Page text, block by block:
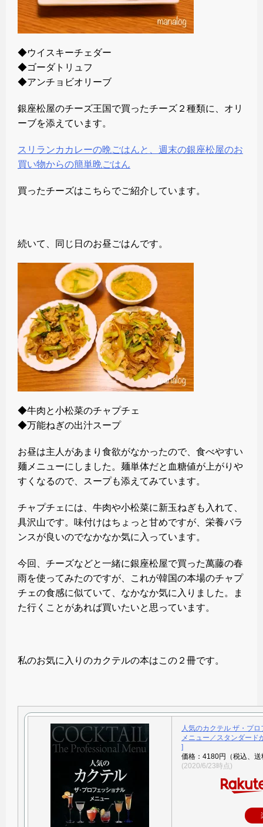
◆ウイスキーチェダー
◆ゴーダトリュフ
◆アンチョビオリーブ
銀座松屋のチーズ王国で買ったチーズ２種類に、オリ
ーブを添えています。
スリランカカレーの晩ごはんと、週末の銀座松屋のお
買い物からの簡単晩ごはん
買ったチーズはこちらでご紹介しています。
続いて、同じ日のお昼ごはんです。
◆牛肉と小松菜のチャプチェ
◆万能ねぎの出汁スープ
お昼は主人があまり食欲がなかったので、食べやすい
麺メニューにしました。麺単体だと血糖値が上がりや
すくなるので、スープも添えてみています。
チャプチェには、牛肉や小松菜に新玉ねぎも入れて、
具沢山です。味付けはちょっと甘めですが、栄養バラ
ンスが良いのでなかなか気に入っています。
今回、チーズなどと一緒に銀座松屋で買った萬藤の春
雨を使ってみたのですが、これが韓国の本場のチャプ
チェの食感に似ていて、なかなか気に入りました。ま
た行くことがあれば買いたいと思っています。
私のお気に入りのカクテルの本はこの２冊です。
人気のカクテル ザ・プ
メニュー／スタンダード
]
価格：4180円（税込、送
(2020/6/23時点)